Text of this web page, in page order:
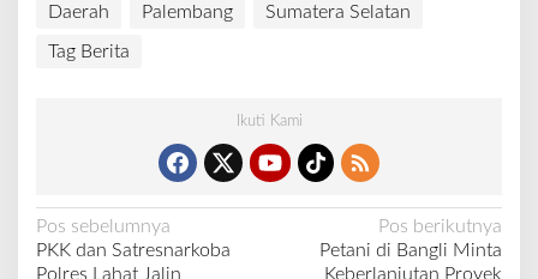
Daerah Palembang Sumatera Selatan
Tag Berita
Ikuti Kami
N
a
Pos sebelumnya
PKK dan Satresnarkoba
Polres Lahat Jalin
Pos berikutnya
Petani di Bangli Minta
Keberlanjutan Proyek